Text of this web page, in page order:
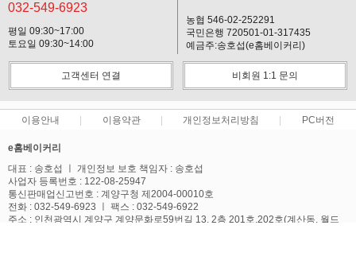
032-549-6923
평일 09:30~17:00
토요일 09:30~14:00
농협 546-02-252291
국민은행 720501-01-317435
예금주:송호섭(e홈베이커리)
고객센터 연결 비회원 1:1 문의
이용안내 이용약관 개인정보처리방침 PC버전
e홈베이커리
대표 : 송호섭 ㅣ 개인정보 보호 책임자 : 송호섭
사업자 등록번호 : 122-08-25947
통신판매업신고번호 : 계양구청 제2004-00010호
전화 : 032-549-6923 ㅣ 팩스 : 032-549-6922
주소 : 인천광역시 계양구 계양문화로59번길 13, 2층 201호,202호(계산동, 월드